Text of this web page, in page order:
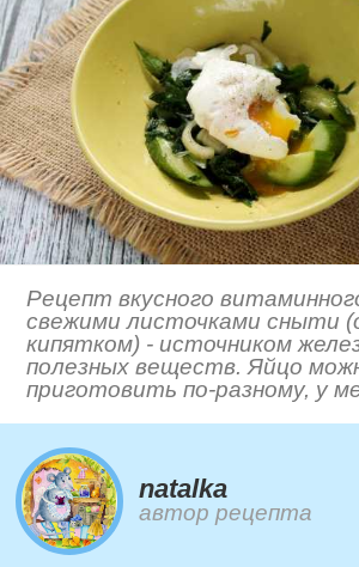
Рецепт вкусного
свежими листочками сныти
кипятком) - источником
полезных веществ. Яйцо
приготовить по-разному, у
natalka
автор рецепта